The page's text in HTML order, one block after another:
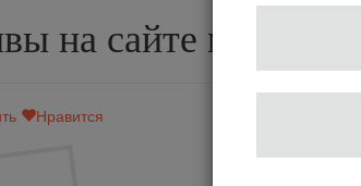
на сайте миркофе
Нравится Префильтр Fluux